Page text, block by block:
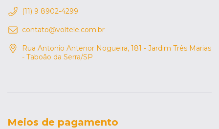
(11) 9 8902-4299
contato@voltele.com.br
Rua Antonio Antenor Nogueira, 181 - Jardim Três Marias
- Taboão da Serra/SP
Meios de pagamento